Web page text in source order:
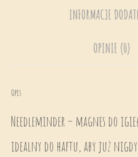
INFORMACJE
OPINIE (0)
Opis
Needleminder – magnes do
idealny do haftu, aby już